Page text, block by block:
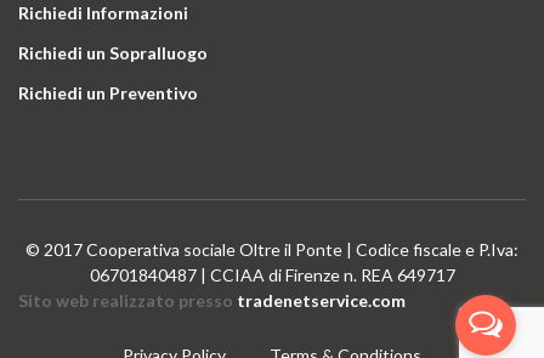
Richiedi Informazioni
Richiedi un Sopralluogo
Richiedi un Preventivo
© 2017 Cooperativa sociale Oltre il Ponte | Codice fiscale e P.Iva:
06701840487 | CCIAA di Firenze n. REA 649717
Sito web realizzato presso tradenetservice.com